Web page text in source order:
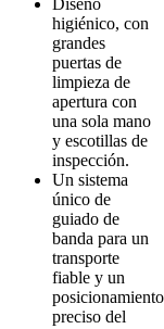
higiénico, con
grandes
puertas de
limpieza de
apertura con
una sola mano
y escotillas de
inspección.
Un sistema
único de
guiado de
banda para un
transporte
fiable y un
posicionamiento
preciso del